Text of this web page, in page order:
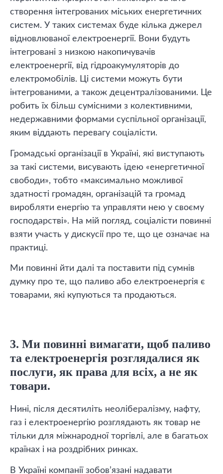
створення інтегрованих міських енергетичних
систем. У таких системах буде кілька джерел
відновлюваної електроенергії. Вони будуть
інтегровані з низкою накопичувачів
електроенергії, від гідроакумуляторів до
електромобілів. Ці системи можуть бути
інтегрованими, а також децентралізованими. Це
робить їх більш сумісними з колективними,
недержавними формами суспільної організації,
яким віддають перевагу соціалісти.
Громадські організації в Україні, які виступають
за такі системи, висувають ідею «енергетичної
свободи», тобто «максимально можливої
здатності громадян, організацій та громад
виробляти енергію та управляти нею у своєму
господарстві». На мій погляд, соціалісти повинні
взяти участь у дискусії про те, що це означає на
практиці.
Ми повинні йти далі та поставити під сумнів
думку про те, що паливо або електроенергія є
товарами, які купуються та продаються.
3. Ми повинні вимагати, щоб паливо
та електроенергія розглядалися як
послуги, як права для всіх, а не як
товари.
Нині, після десятиліть неолібералізму, нафту,
газ і електроенергію розглядають як товар не
тільки для міжнародної торгівлі, але в багатьох
країнах і на роздрібних ринках.
В Україні компанії зобов’язані надавати